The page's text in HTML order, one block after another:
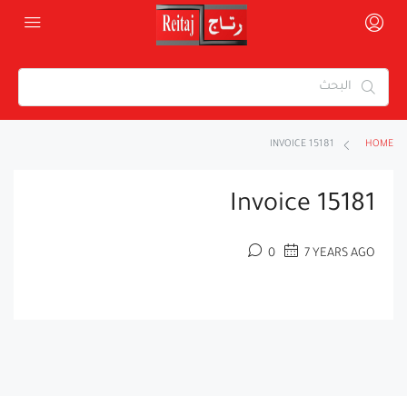
HOME
INVOICE 15181
Invoice 15181
7 YEARS AGO
0